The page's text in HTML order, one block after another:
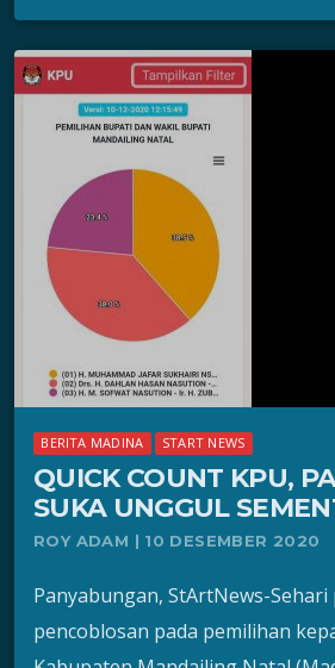
BERITA MADINA START NEWS
QUICK COUNT KPU,
SUKA UNGGUL
ROY ADAM | 10 DESEMBER 2020
Panyabungan, StArtNews-Sehari
pencoblosan pada pemilihan